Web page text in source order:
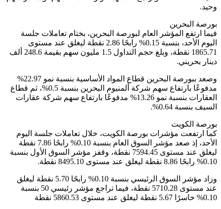
وحيد.
بورصة البحرين
فيما ارتفع المؤشر العام لبورصة البحرين، بختام تعاملات جلسة
اليوم الأحد، بنسبة 0.15% رابحًا 2.86 نقطة ليغلق عند مستوى
1865.71 نقطة، وبلغ حجم التداول 1.5 مليون سهم بقيمة 248.6 ألف
دينار بحريني.
وصعد ببورصة البحرين قطاع المواد الأساسية بنسبة نمو 22.97%
مدفوعًا بارتفاع سهم شركة ألمنيوم البحرين بنسبة 0.5%، ثم قطاع
العقارات بنسبة نمو 13.26% مدفوعًا بارتفاع سهم شركة عقارات
السيف بنسبة 0.64%.
بورصة الكويت
كما ارتفعت مؤشرات بورصة الكويت، خلال تعاملات جلسة اليوم
الأحد، إذ صعد مؤشر السوق العام بنسبة 0.10% رابحًا 7.86 نقطة
ليغلق عند مستوى 7594.45 نقطة، وقفز مؤشر السوق الأول بنسبة
0.10% رابحًا 8.86 نقطة ليغلق عند مستوى 8495.10 نقطة.
وزاد مؤشر السوق الرئيسي بنسبة 0.10% رابحًا 5.70 نقطة ليغلق
عند مستوى 5710.28 نقطة، فيما تراجع مؤشر رئيسي 50 بنسبة
0.10% خاسرًا 5.67 نقطة ليغلق عند مستوى 5860.53 نقطة